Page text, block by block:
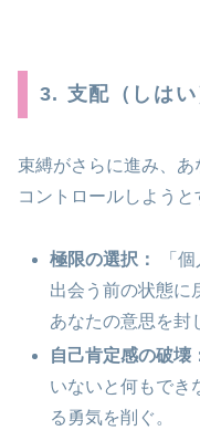
3. 支配（しはい
束縛がさらに進み、
コントロールしようと
極限の選択：
「
出会う前の状態に
あなたの意思を封
自己肯定感の破壊
いないと何もでき
る勇気を削ぐ。